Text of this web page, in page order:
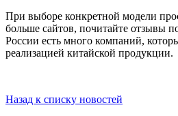
При выборе конкретной модели
больше сайтов, почитайте отзывы
России есть много компаний,
реализацией китайской продукции.
Назад к списку новостей